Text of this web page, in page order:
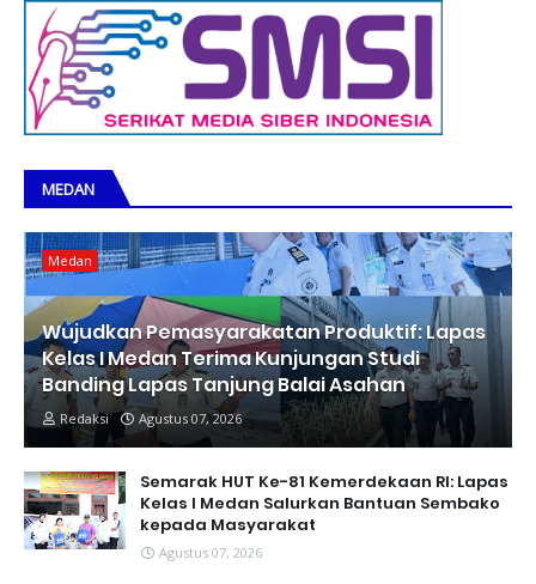
MEDAN
Medan
Wujudkan Pemasyarakatan Produktif: Lapas
Kelas I Medan Terima Kunjungan Studi
Banding Lapas Tanjung Balai Asahan
Redaksi Agustus 07, 2026
Semarak HUT Ke-81 Kemerdekaan RI: Lapas
Kelas I Medan Salurkan Bantuan Sembako
kepada Masyarakat
Agustus 07, 2026